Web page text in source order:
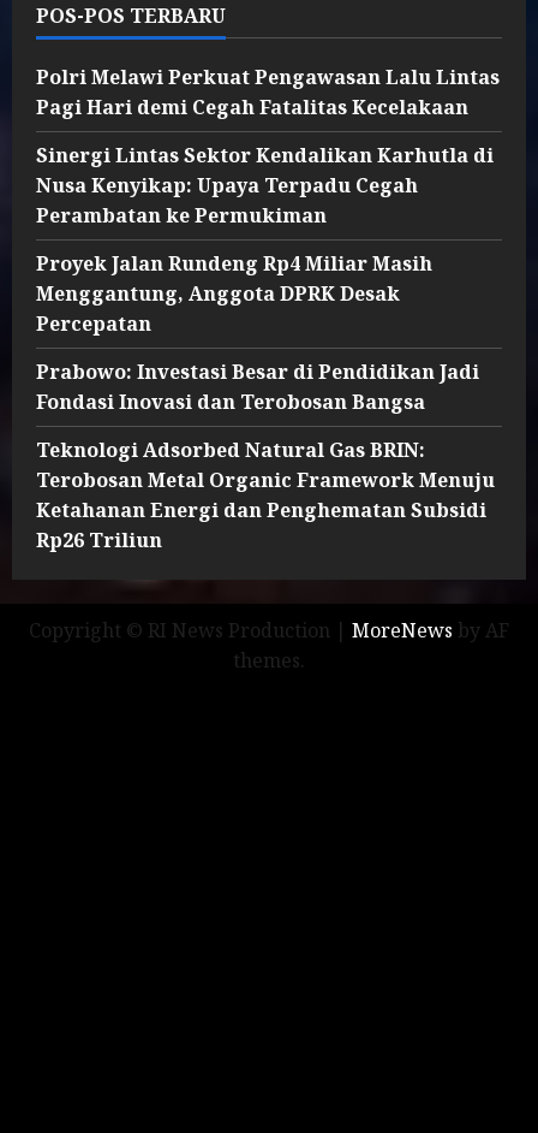
POS-POS TERBARU
Polri Melawi Perkuat Pengawasan Lalu Lintas
Pagi Hari demi Cegah Fatalitas Kecelakaan
Sinergi Lintas Sektor Kendalikan Karhutla di
Nusa Kenyikap: Upaya Terpadu Cegah
Perambatan ke Permukiman
Proyek Jalan Rundeng Rp4 Miliar Masih
Menggantung, Anggota DPRK Desak
Percepatan
Prabowo: Investasi Besar di Pendidikan Jadi
Fondasi Inovasi dan Terobosan Bangsa
Teknologi Adsorbed Natural Gas BRIN:
Terobosan Metal Organic Framework Menuju
Ketahanan Energi dan Penghematan Subsidi
Rp26 Triliun
Copyright © RI News Production | MoreNews by AF
themes.